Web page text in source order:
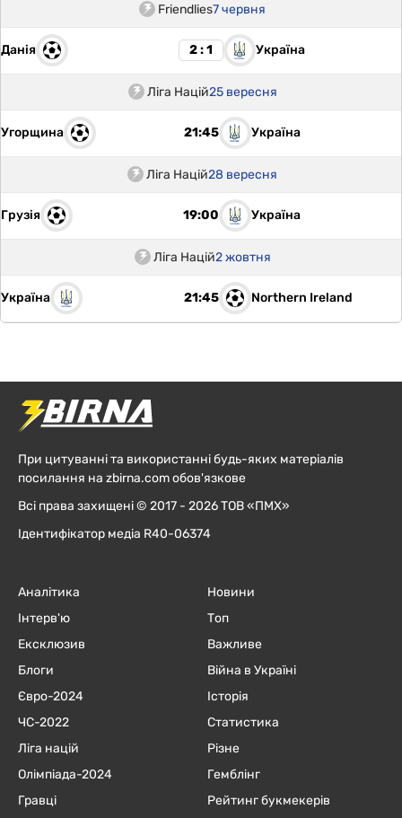
Friendlies7 червня
Данія 2 : 1 Україна
Ліга Націй25 вересня
Угорщина 21:45 Україна
Ліга Націй28 вересня
Грузія 19:00 Україна
Ліга Націй2 жовтня
Україна 21:45 Northern Ireland
При цитуванні та використанні будь-яких матеріалів
посилання на zbirna.com обов'язкове
Всі права захищені © 2017 - 2026 ТОВ «ПМХ»
Ідентифікатор медіа R40-06374
Аналітика
Інтерв'ю
Ексклюзив
Блоги
Євро-2024
ЧC-2022
Ліга націй
Олімпіада-2024
Гравці
Новини
Топ
Важливе
Війна в Україні
Історія
Статистика
Різне
Гемблінг
Рейтинг букмекерів